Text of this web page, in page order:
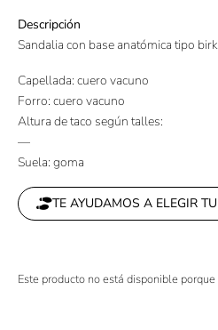
Descripción
Sandalia con base anatómica tipo
Capellada: cuero vacuno
Forro: cuero vacuno
Altura de taco según talles:
—
Suela: goma
TE AYUDAMOS A ELEGIR
Este producto no está disponible porque